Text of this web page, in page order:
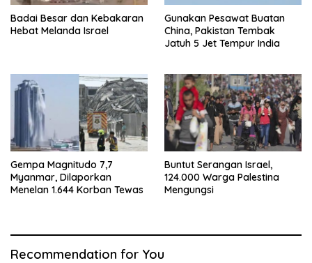
Badai Besar dan Kebakaran
Hebat Melanda Israel
Gunakan Pesawat Buatan
China, Pakistan Tembak
Jatuh 5 Jet Tempur India
Gempa Magnitudo 7,7
Myanmar, Dilaporkan
Menelan 1.644 Korban Tewas
Buntut Serangan Israel,
124.000 Warga Palestina
Mengungsi
Recommendation for You